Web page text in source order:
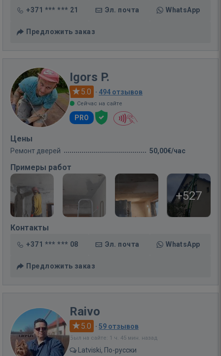
+371 *** *** 21 Эл. почта WhatsApp
Предложить заказ
Igors P.
5.0 · 494 отзывов
Сейчас на сайте
PRO
Цены
Ремонт дверей 50,00€/час
Примеры работ
+527
Контакты
+371 *** *** 08 Эл. почта WhatsApp
Предложить заказ
Raivo
5.0 · 59 отзывов
Был на сайте: 1 ч. 45 мин. назад
Latviski, По-русски